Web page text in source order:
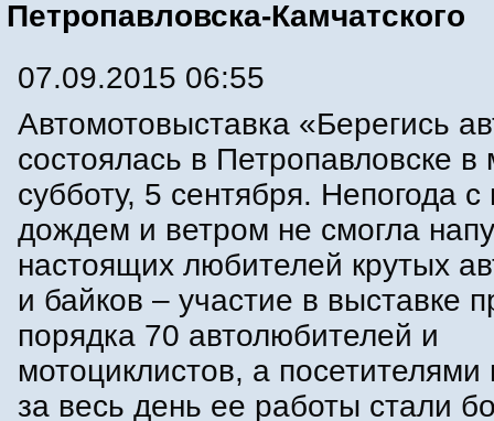
Петропавловска-Камчатского
07.09.2015 06:55
Автомотовыставка «Берегись
состоялась в Петропавловске
субботу, 5 сентября. Непогода
дождем и ветром не смогла
настоящих любителей крутых
и байков – участие в выставке
порядка 70 автолюбителей и
мотоциклистов, а посетителями
за весь день ее работы стали